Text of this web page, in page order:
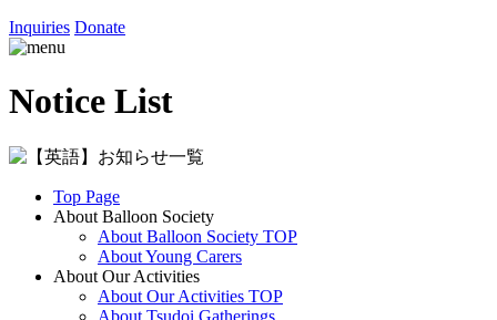
Inquiries Donate
Notice List
Top Page
About Balloon Society
About Balloon Society TOP
About Young Carers
About Our Activities
About Our Activities TOP
About Tsudoi Gatherings